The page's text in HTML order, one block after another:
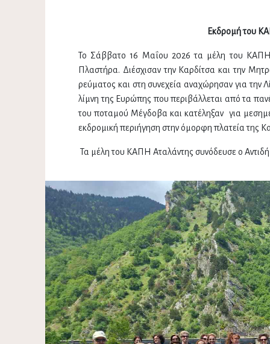
Εκδρομή του
Το Σάββατο 16 Μαΐου 2026 τα μέλη του ΚΑΠΗ
Πλαστήρα. Διέσχισαν την Καρδίτσα και την
ρεύματος και στη συνεχεία αναχώρησαν για την
λίμνη της Ευρώπης που περιβάλλεται από τα
του ποταμού Μέγδοβα και κατέληξαν για
εκδρομική περιήγηση στην όμορφη πλατεία της
Τα μέλη του ΚΑΠΗ Αταλάντης συνόδευσε ο